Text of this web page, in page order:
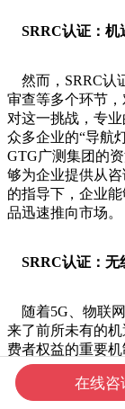
SRRC认证：机
然而，SRRC认
审查等多个环节
对这一挑战，专
众多企业的“导航
GTG广测集团的
够为企业提供从
的指导下，企业
品迅速推向市场。
SRRC认证：无
随着5G、物联
来了前所未有的
费者权益的重要
通过SRRC认证
更是在全球竞争
在线咨